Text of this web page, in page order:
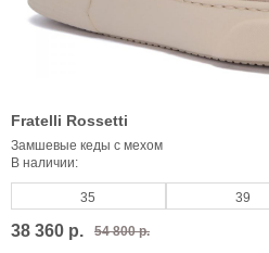
Fratelli Rossetti
Замшевые кеды с мехом
В наличии:
35 39
38 360 р. 54 800 р.